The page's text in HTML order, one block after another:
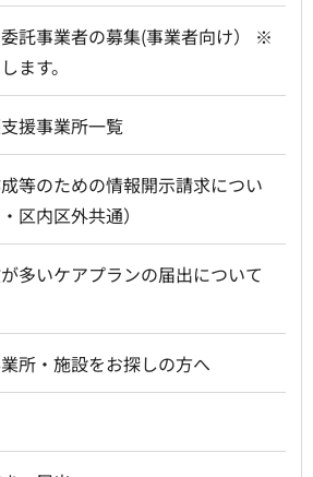
託事業者の募集(事業者向け） ※
ます。
援事業所一覧
等のための情報開示請求につい
区内区外共通）
多いケアプランの届出について
所・施設をお探しの方へ